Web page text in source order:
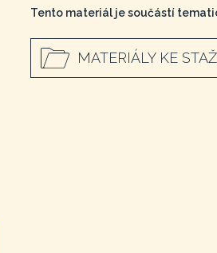
Tento materiál je součástí
MATERIÁLY KE